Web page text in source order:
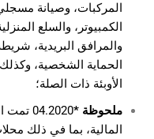
المركبات، وصيانة
الكمبيوتر، والسلع
والمرافق البريدية،
الحماية الشخصية، وكذلك
الأوبئة ذات الصلة؛
ملحوظة *
المالية، بما في ذلك